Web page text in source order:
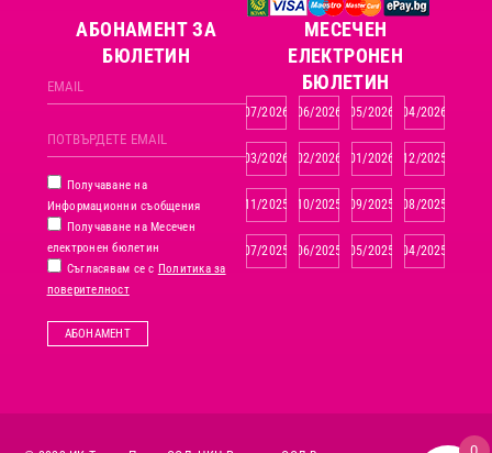
АБОНАМЕНТ ЗА
БЮЛЕТИН
Получаване на
Информационни съобщения
Получаване на Месечен
електронен бюлетин
Съгласявам се с Политика за
поверителност
АБОНАМЕНТ
MЕСЕЧЕН
ЕЛЕКТРОНЕН
БЮЛЕТИН
07/2026 06/2026 05/2026 04/2026
03/2026 02/2026 01/2026 12/2025
11/2025 10/2025 09/2025 08/2025
07/2025 06/2025 05/2025 04/2025